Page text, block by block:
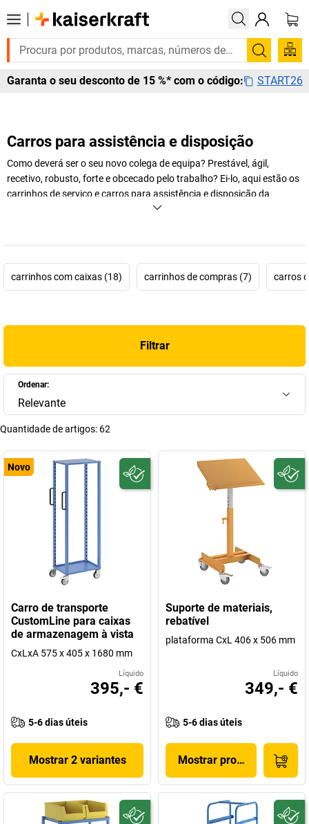
Garanta o seu desconto de 15 %* com o código: START26
Carros para assistência e disposição
Como deverá ser o seu novo colega de equipa? Prestável, ágil,
recetivo, robusto, forte e obcecado pelo trabalho? Ei-lo, aqui estão os
carrinhos de serviço e carros para assistência e disposição da
. Podem ser utilizados em muitas áreas para simplificar o
+Exibir mais
carrinhos com caixas (18)
carrinhos de compras (7) carros
Filtrar
Ordenar:
Relevante
Quantidade de artigos: 62
Novo
Carro de transporte
CustomLine para caixas
de armazenagem à vista
CxLxA 575 x 405 x 1680 mm
Líquido
395,- €
5-6 dias úteis
Mostrar 2 variantes
Suporte de materiais,
rebatível
plataforma CxL 406 x 506 mm
Líquido
349,- €
5-6 dias úteis
Mostrar produto